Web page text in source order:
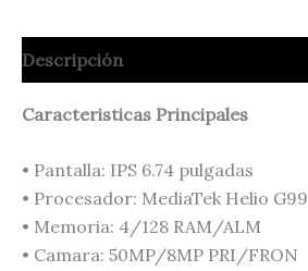
Descripción
Caracteristicas Principales
• Pantalla: IPS 6.74 pulgadas
• Procesador: MediaTek Helio G99
• Memoria: 4/128 RAM/ALM
• Camara: 50MP/8MP PRI/FRON